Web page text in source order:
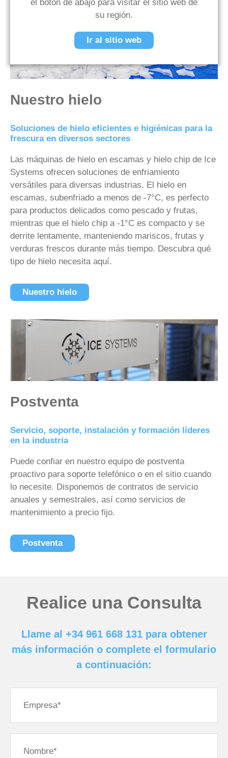
el botón de abajo para visitar el sitio web de
su región.
Ir al sitio web
Nuestro hielo
Soluciones de hielo eficientes e higiénicas para la
frescura en diversos sectores
Las máquinas de hielo en escamas y hielo chip de Ice
Systems ofrecen soluciones de enfriamiento
versátiles para diversas industrias. El hielo en
escamas, subenfriado a menos de -7°C, es perfecto
para productos delicados como pescado y frutas,
mientras que el hielo chip a -1°C es compacto y se
derrite lentamente, manteniendo mariscos, frutas y
verduras frescos durante más tiempo. Descubra qué
tipo de hielo necesita aquí.
Nuestro hielo
Postventa
Servicio, soporte, instalación y formación líderes
en la industria
Puede confiar en nuestro equipo de postventa
proactivo para soporte telefónico o en el sitio cuando
lo necesite. Disponemos de contratos de servicio
anuales y semestrales, así como servicios de
mantenimiento a precio fijo.
Postventa
Realice una Consulta
Llame al +34 961 668 131 para obtener
más información o complete el formulario
a continuación: